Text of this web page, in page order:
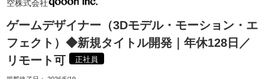
空株式会社
ゲームデザイナー（3Dモデル・モーション・エ
フェクト）◆新規タイトル開発｜年休128日／
リモート可
正社員